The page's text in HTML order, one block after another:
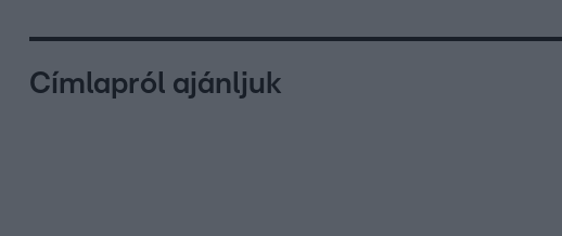
Címlapról ajánljuk